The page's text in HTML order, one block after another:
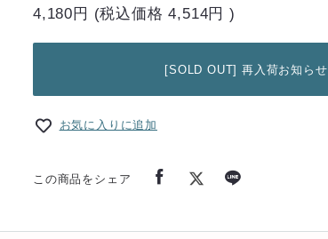
4,180円 (税込価格4,514円 )
[SOLD OUT] 再入荷お知らせ
お気に入りに追加
この商品をシェア